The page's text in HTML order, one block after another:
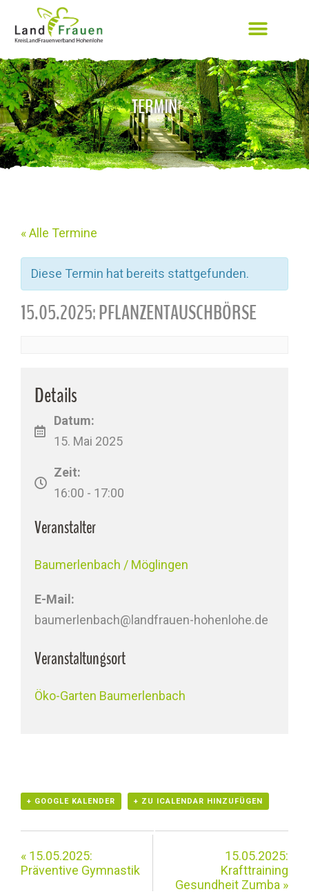
TERMIN
« Alle Termine
Diese Termin hat bereits stattgefunden.
15.05.2025: PFLANZENTAUSCHBÖRSE
Details
Datum:
15. Mai 2025
Zeit:
16:00 - 17:00
Veranstalter
Baumerlenbach / Möglingen
E-Mail:
baumerlenbach@landfrauen-hohenlohe.de
Veranstaltungsort
Öko-Garten Baumerlenbach
+ GOOGLE KALENDER + ZU ICALENDAR HINZUFÜGEN
« 15.05.2025:
Präventive Gymnastik
15.05.2025:
Krafttraining
Gesundheit Zumba »